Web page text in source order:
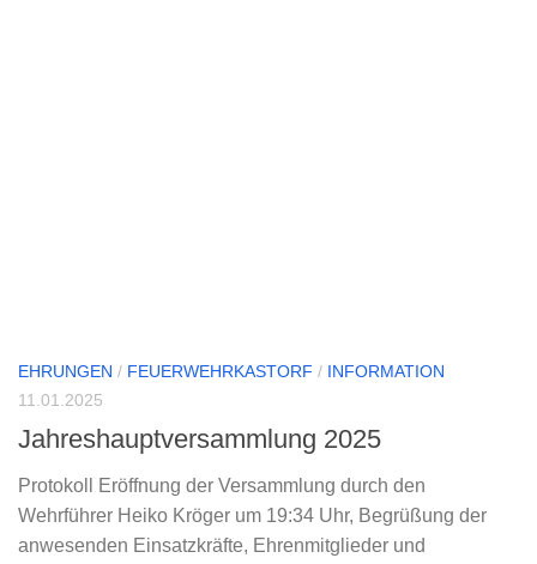
EHRUNGEN / FEUERWEHRKASTORF / INFORMATION
11.01.2025
Jahreshauptversammlung 2025
Protokoll Eröffnung der Versammlung durch den
Wehrführer Heiko Kröger um 19:34 Uhr, Begrüßung der
anwesenden Einsatzkräfte, Ehrenmitglieder und